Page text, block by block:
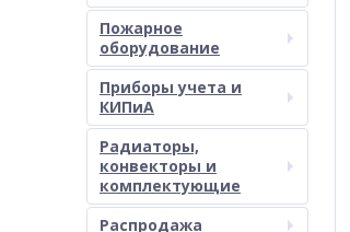
Пожарное
оборудование
Приборы учета и
КИПиА
Радиаторы,
конвекторы и
комплектующие
Распродажа